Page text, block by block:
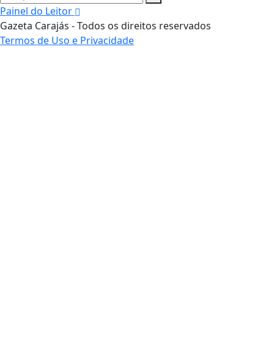
Painel do Leitor
Gazeta Carajás - Todos os direitos reservados
Termos de Uso e Privacidade